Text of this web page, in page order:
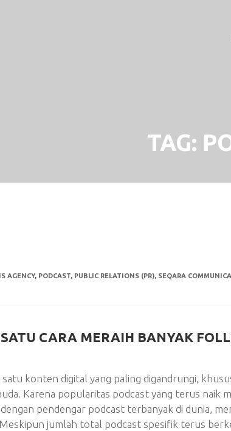
TAG:
AGENCY, PODCAST, PUBLIC RELATIONS (PR), SEQARA
CARA MERAIH BANYAK
satu konten digital yang paling digandrungi,
Karena popularitas podcast yang terus naik
pendengar podcast terbanyak di dunia,
jumlah total podcast spesifik terus